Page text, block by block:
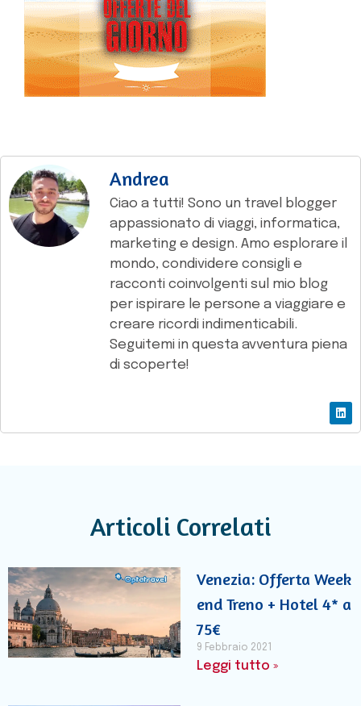
Andrea
Ciao a tutti! Sono un travel blogger
appassionato di viaggi, informatica,
marketing e design. Amo esplorare il
mondo, condividere consigli e
racconti coinvolgenti sul mio blog
per ispirare le persone a viaggiare e
creare ricordi indimenticabili.
Seguitemi in questa avventura piena
di scoperte!
Articoli Correlati
Venezia: Offerta Week
end Treno + Hotel 4* a
75€
9 Febbraio 2021
Leggi tutto »